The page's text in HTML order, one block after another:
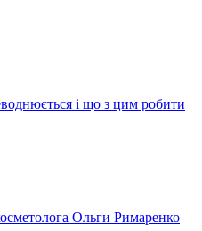
і що з цим робити
Ольги Римаренко